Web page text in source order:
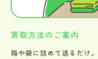
買取方法のご案内
箱や袋に詰めて送るだけ